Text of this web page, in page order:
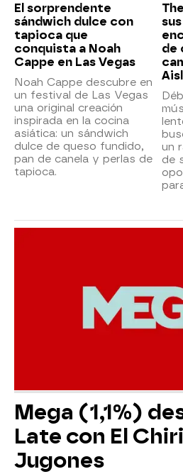
El sorprendente
sándwich dulce con
tapioca que
conquista a Noah
Cappe en Las Vegas
Noah Cappe descubre en
un festival de Las Vegas
una original creación
inspirada en la cocina
asiática: un sándwich
dulce de queso fundido,
pan de canela y perlas de
tapioca.
de
un
de
Mega (1,1%)
Late con El
Jugones